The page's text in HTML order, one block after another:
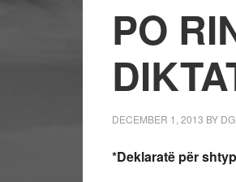
PO
DECEMBER 1, 2013 BY
*Deklaratë për